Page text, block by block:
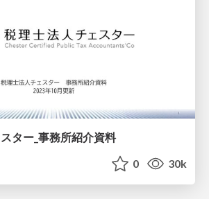
ター_事務所紹介資料
0 30k